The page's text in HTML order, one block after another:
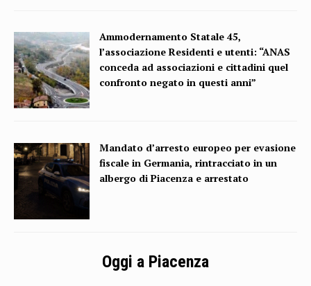
Ammodernamento Statale 45,
l’associazione Residenti e utenti: “ANAS
conceda ad associazioni e cittadini quel
confronto negato in questi anni”
Mandato d’arresto europeo per evasione
fiscale in Germania, rintracciato in un
albergo di Piacenza e arrestato
Oggi a Piacenza